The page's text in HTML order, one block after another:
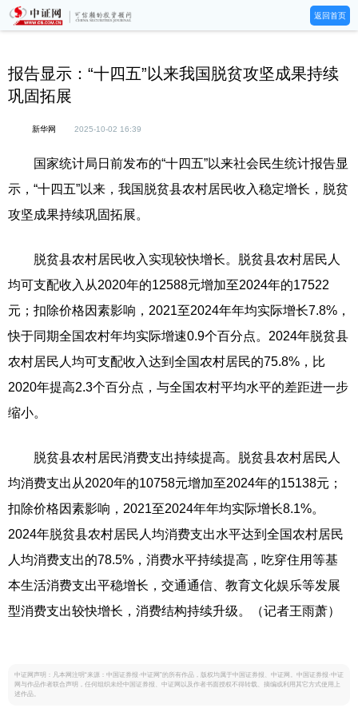
返回首页
报告显示：“十四五”以来我国脱贫攻坚成果持续
巩固拓展
新华网 2025-10-02 16:39
国家统计局日前发布的“十四五”以来社会民生统计报告显
示，“十四五”以来，我国脱贫县农村居民收入稳定增长，脱贫
攻坚成果持续巩固拓展。
脱贫县农村居民收入实现较快增长。脱贫县农村居民人
均可支配收入从2020年的12588元增加至2024年的17522
元；扣除价格因素影响，2021至2024年年均实际增长7.8%，
快于同期全国农村年均实际增速0.9个百分点。2024年脱贫县
农村居民人均可支配收入达到全国农村居民的75.8%，比
2020年提高2.3个百分点，与全国农村平均水平的差距进一步
缩小。
脱贫县农村居民消费支出持续提高。脱贫县农村居民人
均消费支出从2020年的10758元增加至2024年的15138元；
扣除价格因素影响，2021至2024年年均实际增长8.1%。
2024年脱贫县农村居民人均消费支出水平达到全国农村居民
人均消费支出的78.5%，消费水平持续提高，吃穿住用等基
本生活消费支出平稳增长，交通通信、教育文化娱乐等发展
型消费支出较快增长，消费结构持续升级。（记者王雨萧）
中证网声明：凡本网注明“来源：中国证券报·中证网”的所有作品，版权均属于中国证券报、中证网。中国证券报·中证
网与作品作者联合声明，任何组织未经中国证券报、中证网以及作者书面授权不得转载、摘编或利用其它方式使用上
述作品。